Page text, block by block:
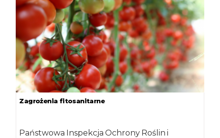
Zagrożenia fitosanitarne
Państwowa Inspekcja Ochrony Roślin i